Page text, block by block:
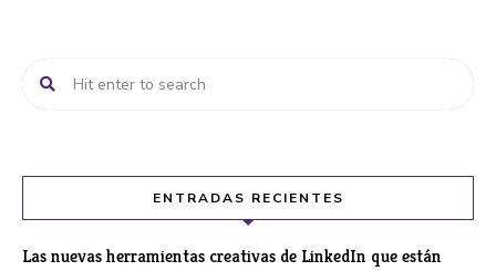
ENTRADAS RECIENTES
Las nuevas herramientas creativas de LinkedIn que están